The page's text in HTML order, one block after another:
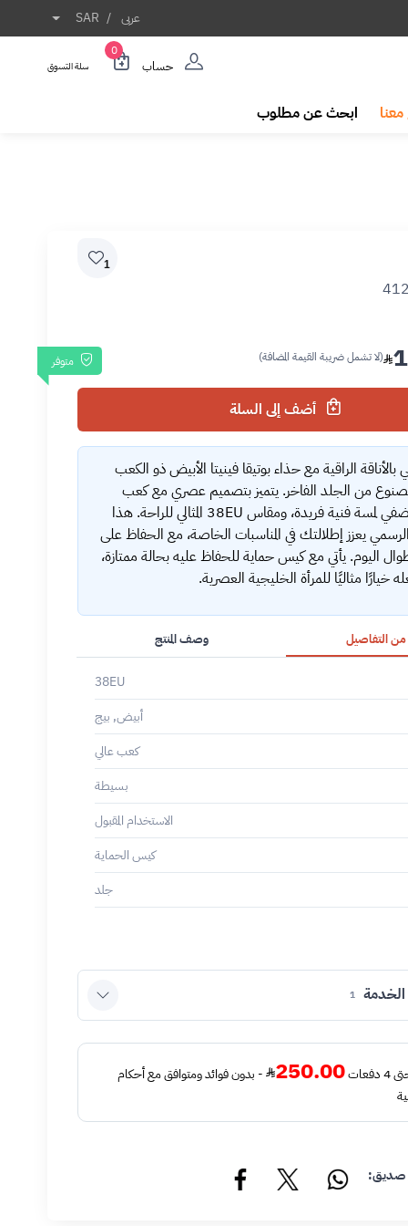
عربى /
SAR
حساب
0
سلة التسوق
معنا ابحث عن مطلوب
1
متوفر (لا تشمل ضريبة القيمة المضافة)
أضف إلى السلة
الراقية مع حذاء بوتيقا فينيتا الأبيض ذو الكعب
من الجلد الفاخر. يتميز بتصميم عصري مع كعب
مضفر يضفي لمسة فنية فريدة، ومقاس 38EU المثالي للراحة. هذا
يعزز إطلالتك في المناسبات الخاصة، مع الحفاظ على
اليوم. يأتي مع كيس حماية للحفاظ عليه بحالة ممتازة،
خيارًا مثاليًا للمرأة الخليجية العصرية.
من التفاصيل
38EU
أبيض, بيج
كعب عالي
بسيطة
الاستخدام المقبول
كيس الحماية
جلد
وصف المنتج
1
250.00 - بدون فوائد ومتوافق مع أحكام
صديق: